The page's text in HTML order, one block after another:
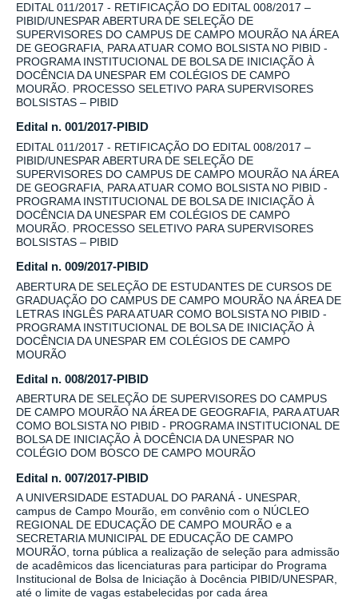
EDITAL 011/2017 - RETIFICAÇÃO DO EDITAL 008/2017 –
PIBID/UNESPAR ABERTURA DE SELEÇÃO DE
SUPERVISORES DO CAMPUS DE CAMPO MOURÃO NA ÁREA
DE GEOGRAFIA, PARA ATUAR COMO BOLSISTA NO PIBID -
PROGRAMA INSTITUCIONAL DE BOLSA DE INICIAÇÃO À
DOCÊNCIA DA UNESPAR EM COLÉGIOS DE CAMPO
MOURÃO. PROCESSO SELETIVO PARA SUPERVISORES
BOLSISTAS – PIBID
Edital n. 001/2017-PIBID
EDITAL 011/2017 - RETIFICAÇÃO DO EDITAL 008/2017 –
PIBID/UNESPAR ABERTURA DE SELEÇÃO DE
SUPERVISORES DO CAMPUS DE CAMPO MOURÃO NA ÁREA
DE GEOGRAFIA, PARA ATUAR COMO BOLSISTA NO PIBID -
PROGRAMA INSTITUCIONAL DE BOLSA DE INICIAÇÃO À
DOCÊNCIA DA UNESPAR EM COLÉGIOS DE CAMPO
MOURÃO. PROCESSO SELETIVO PARA SUPERVISORES
BOLSISTAS – PIBID
Edital n. 009/2017-PIBID
ABERTURA DE SELEÇÃO DE ESTUDANTES DE CURSOS DE
GRADUAÇÃO DO CAMPUS DE CAMPO MOURÃO NA ÁREA DE
LETRAS INGLÊS PARA ATUAR COMO BOLSISTA NO PIBID -
PROGRAMA INSTITUCIONAL DE BOLSA DE INICIAÇÃO À
DOCÊNCIA DA UNESPAR EM COLÉGIOS DE CAMPO
MOURÃO
Edital n. 008/2017-PIBID
ABERTURA DE SELEÇÃO DE SUPERVISORES DO CAMPUS
DE CAMPO MOURÃO NA ÁREA DE GEOGRAFIA, PARA ATUAR
COMO BOLSISTA NO PIBID - PROGRAMA INSTITUCIONAL DE
BOLSA DE INICIAÇÃO À DOCÊNCIA DA UNESPAR NO
COLÉGIO DOM BOSCO DE CAMPO MOURÃO
Edital n. 007/2017-PIBID
A UNIVERSIDADE ESTADUAL DO PARANÁ - UNESPAR,
campus de Campo Mourão, em convênio com o NÚCLEO
REGIONAL DE EDUCAÇÃO DE CAMPO MOURÃO e a
SECRETARIA MUNICIPAL DE EDUCAÇÃO DE CAMPO
MOURÃO, torna pública a realização de seleção para admissão
de acadêmicos das licenciaturas para participar do Programa
Institucional de Bolsa de Iniciação à Docência PIBID/UNESPAR,
até o limite de vagas estabelecidas por cada área